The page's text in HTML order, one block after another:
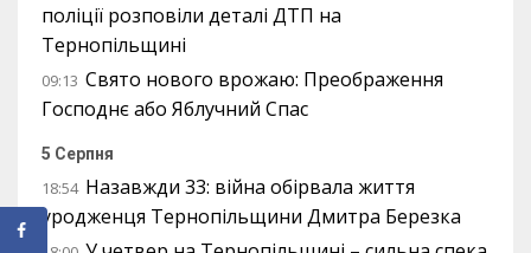
поліції розповіли деталі ДТП на
Тернопільщині
09:13 Свято нового врожаю: Преображення
Господнє або Яблучний Спас
5 Серпня
18:54 Назавжди 33: війна обірвала життя
уродженця Тернопільщини Дмитра Березка